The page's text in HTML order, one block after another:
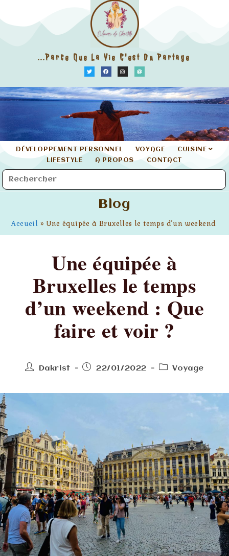
...parce Que La Vie C'est Du Partage
DÉVELOPPEMENT PERSONNEL VOYAGE
CUISINE
LIFESTYLE
A PROPOS CONTACT
Blog
Accueil »Une équipée à Bruxelles le temps d’un weekend :
Une équipée à
Bruxelles le temps
d’un weekend : Que
faire et voir ?
Dakrist 22/01/2022 Voyage